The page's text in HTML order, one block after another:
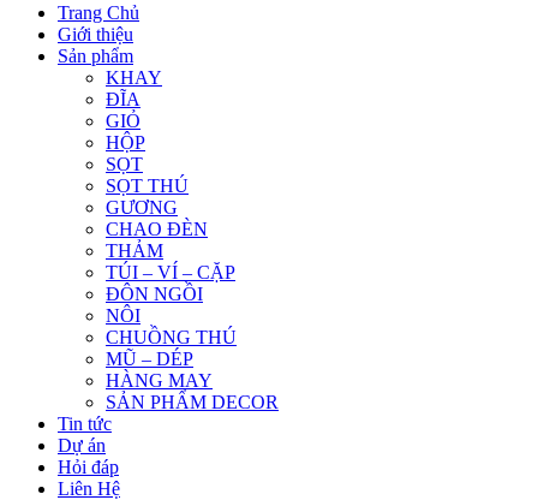
Trang Chủ
Giới thiệu
Sản phẩm
KHAY
ĐĨA
GIỎ
HỘP
SỌT
SỌT THÚ
GƯƠNG
CHAO ĐÈN
THẢM
TÚI – VÍ – CẶP
ĐÔN NGỒI
NÔI
CHUỒNG THÚ
MŨ – DÉP
HÀNG MAY
SẢN PHẨM DECOR
Tin tức
Dự án
Hỏi đáp
Liên Hệ